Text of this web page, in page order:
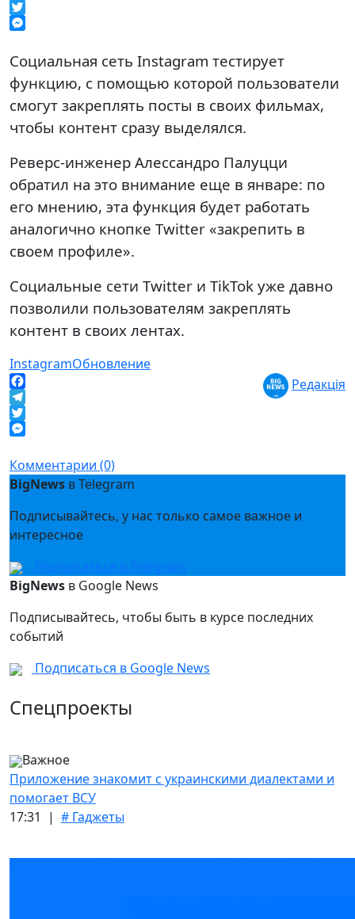
Telegram
Twitter
Социальная сеть Instagram тестирует
функцию, с помощью которой пользователи
смогут закреплять посты в своих фильмах,
чтобы контент сразу выделялся.
Реверс-инженер Алессандро Палуцци
обратил на это внимание еще в январе: по
его мнению, эта функция будет работать
аналогично кнопке Twitter «закрепить в
своем профиле».
Социальные сети Twitter и TikTok уже давно
позволили пользователям закреплять
контент в своих лентах.
InstagramОбновление
Facebook
Telegram
Twitter
Редакція
Комментарии (0)
BigNews в Telegram
Подписывайтесь, у нас только самое важное и
интересное
Подписаться в Telegram
BigNews в Google News
Подписывайтесь, чтобы быть в курсе последних
событий
Подписаться в Google News
Спецпроекты
Важное
Приложение знакомит с украинскими диалектами и
помогает ВСУ
17:31 | # Гаджеты